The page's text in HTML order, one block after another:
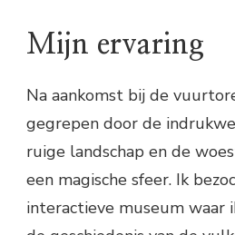
Mijn ervaring
Na aankomst bij de
gegrepen door de
ruige landschap en de
een magische sfeer. Ik
interactieve museum waar